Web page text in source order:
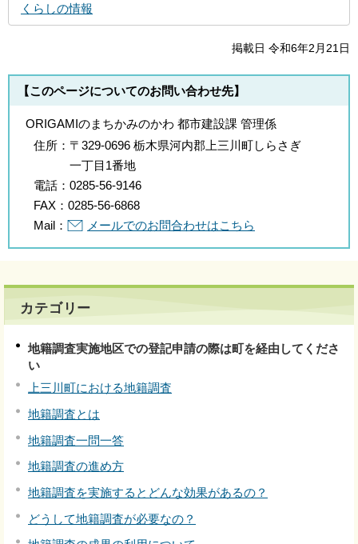
くらしの情報
掲載日 令和6年2月21日
【このページについてのお問い合わせ先】
ORIGAMIのまちかみのかわ 都市建設課 管理係
住所： 〒329-0696 栃木県河内郡上三川町しらさぎ
一丁目1番地
電話： 0285-56-9146
FAX： 0285-56-6868
Mail：
メールでのお問合わせはこちら
カテゴリー
地籍調査実施地区での登記申請の際は町を経由してくださ
い
上三川町における地籍調査
地籍調査とは
地籍調査一問一答
地籍調査の進め方
地籍調査を実施するとどんな効果があるの？
どうして地籍調査が必要なの？